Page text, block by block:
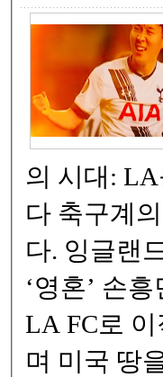
의 시대:
다 축구계의 거대한 물줄기가 또 한 번 방향을 틀었
다. 잉글랜
‘영혼’ 손
LA FC로
며 미국 땅